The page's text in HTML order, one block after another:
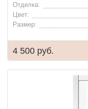
Отделка:
Цвет:
Размер:
4 500 руб.